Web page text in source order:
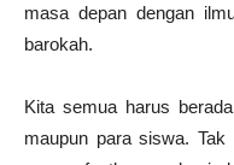
masa depan dengan
barokah.
Kita semua harus
maupun para siswa. Tak